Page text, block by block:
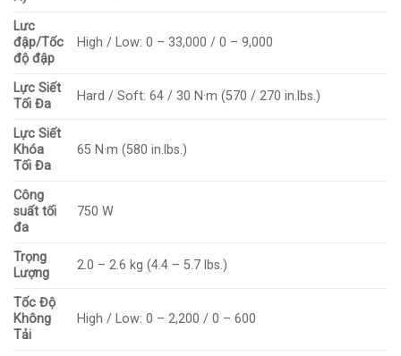
Lưc
đập/Tốc
độ đập
High / Low: 0 – 33,000 / 0 – 9,000
Lực Siết
Tối Đa
Hard / Soft: 64 / 30 N·m (570 / 270 in.lbs.)
Lực Siết
Khóa
Tối Đa
65 N·m (580 in.lbs.)
Công
suất tối
đa
750 W
Trọng
Lượng
2.0 – 2.6 kg (4.4 – 5.7 lbs.)
Tốc Độ
Không
Tải
High / Low: 0 – 2,200 / 0 – 600